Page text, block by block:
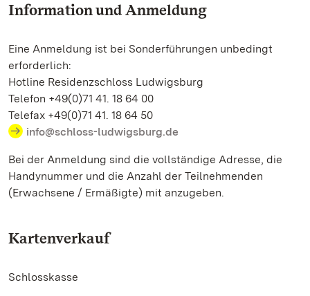
Information und Anmeldung
Eine Anmeldung ist bei Sonderführungen unbedingt
erforderlich:
Hotline Residenzschloss Ludwigsburg
Telefon +49(0)71 41. 18 64 00
Telefax +49(0)71 41. 18 64 50
info@schloss-ludwigsburg.de
Bei der Anmeldung sind die vollständige Adresse, die
Handynummer und die Anzahl der Teilnehmenden
(Erwachsene / Ermäßigte) mit anzugeben.
Kartenverkauf
Schlosskasse